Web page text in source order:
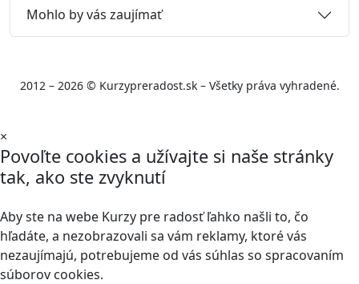
Mohlo by vás zaujímať
2012 – 2026 © Kurzypreradost.sk – Všetky práva vyhradené.
×
Povoľte cookies a užívajte si naše stránky
tak, ako ste zvyknutí
Aby ste na webe Kurzy pre radosť ľahko našli to, čo
hľadáte, a nezobrazovali sa vám reklamy, ktoré vás
nezaujímajú, potrebujeme od vás súhlas so spracovaním
súborov cookies.